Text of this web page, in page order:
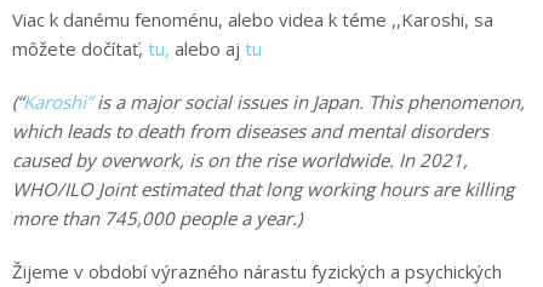
Viac k danému fenoménu, alebo videa k téme ,,Karoshi, sa
môžete dočítať, tu, alebo aj tu
(“Karoshi”is a major social issues in Japan. This phenomenon,
which leads to death from diseases and mental disorders
caused by overwork, is on the rise worldwide. In 2021,
WHO/ILO Joint estimated that long working hours are killing
more than 745,000 people a year.)
Žijeme v období výrazného nárastu fyzických a psychických